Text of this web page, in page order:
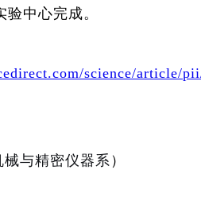
中心完成。
science/article/
械与精密仪器系 ）